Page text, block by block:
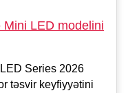
LED modelini
Series 2026
təsvir keyfiyyətini